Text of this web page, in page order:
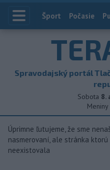
Index
Šport Počasie
Spravodajský portál
Sobota 8.
Meniny
Úprimne ľutujeme, že sme
nasmerovaní, ale stránka
neexistovala